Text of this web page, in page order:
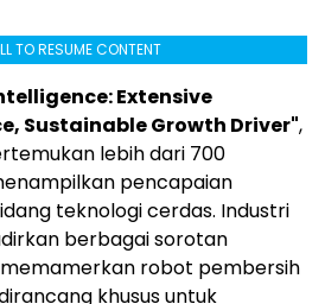
TO RESUME CONTENT
Extensive
Sustainable Growth Driver",
lebih dari 700
pencapaian
teknologi cerdas. Industri
berbagai sorotan
memamerkan robot pembersih
khusus untuk